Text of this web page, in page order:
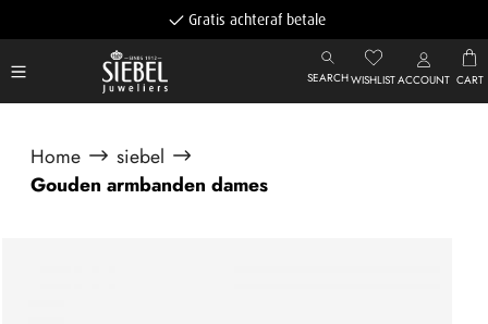
Gratis achteraf betalen
SEARCHWISHLISTACCOUNT CART
Home
siebel
Gouden armbanden dames